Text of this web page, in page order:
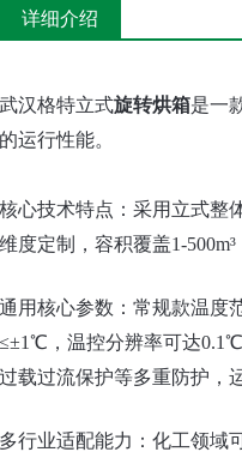
详细介绍
武汉格特立式旋转烘箱是一
的运行性能。
‌核心技术特点‌： 采用立式整
维度定制，容积覆盖1-
通用核心参数‌： 常规款温度
≤±1℃，温控分辨率可达0.1℃
过载过流保护等多重防护，
‌多行业适配能力‌： 化工领域